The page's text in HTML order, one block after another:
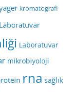
kromatografi
Laboratuvar
Laboratuvar
mikrobiyoloji
rna sağlık